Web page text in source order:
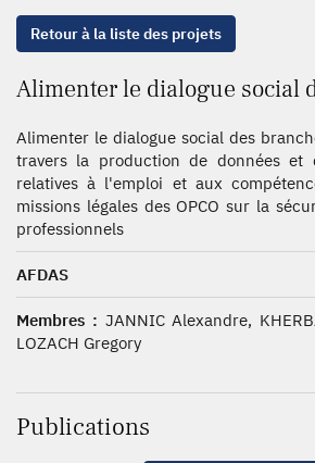
Retour à la liste des projets
Alimenter le dialogue social
Alimenter le dialogue social des
travers la production de données et
relatives à l'emploi et aux
missions légales des OPCO sur la
professionnels
AFDAS
Membres : JANNIC Alexandre,
LOZACH Gregory
Publications